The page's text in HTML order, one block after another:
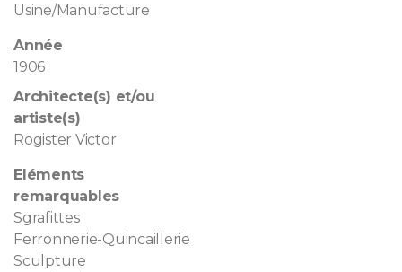
Usine/Manufacture
Année
1906
Architecte(s) et/ou
artiste(s)
Rogister Victor
Eléments
remarquables
Sgrafittes
Ferronnerie-Quincaillerie
Sculpture